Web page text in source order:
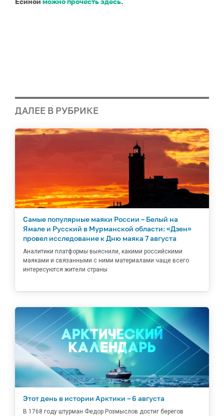
ДАЛЕЕ В РУБРИКЕ
Самые популярные маяки России – Белый на
Ямале и Русский в Мурманской области: «Дзен»
провел исследование к Дню маяка 7 августа
Аналитики платформы выяснили, какими российскими
маяками и связанными с ними материалами чаще всего
интересуются жители страны
Этот день в истории Арктики – 6 августа
В 1768 году штурман Федор Розмыслов достиг берегов